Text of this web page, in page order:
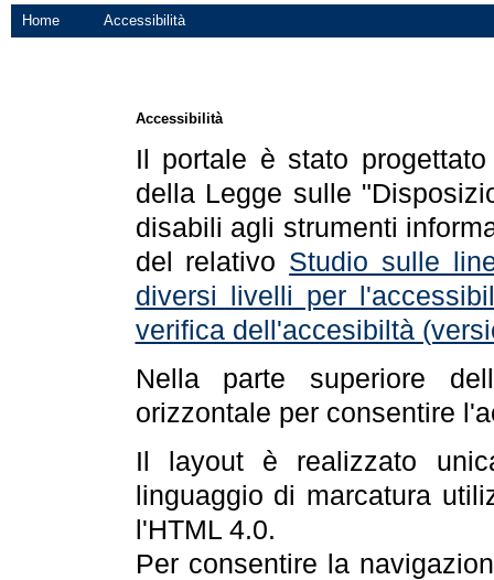
Home Accessibilità
Accessibilità
Il portale è stato
della Legge sulle
disabili agli strumenti
del relativo Studio sulle
diversi livelli per
verifica dell'accesibiltà
Nella parte superiore
orizzontale per consentire
Il layout è realizzato
linguaggio di marcatura
l'HTML 4.0.
Per consentire la